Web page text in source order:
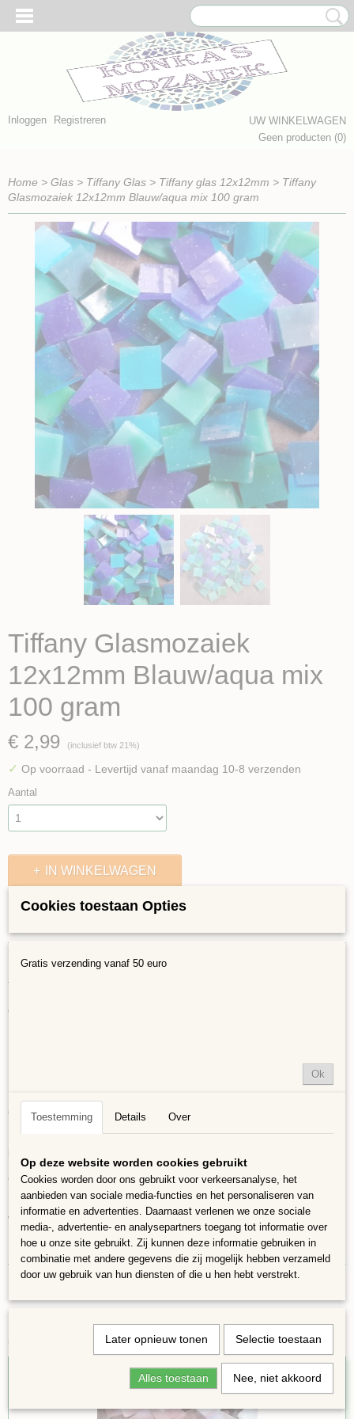
Inloggen Registreren
UW WINKELWAGEN
Geen producten (0)
Home > Glas > Tiffany Glas > Tiffany glas 12x12mm > Tiffany
Glasmozaiek 12x12mm Blauw/aqua mix 100 gram
Tiffany Glasmozaiek
12x12mm Blauw/aqua mix
100 gram
€ 2,99 (inclusief btw 21%)
✓ Op voorraad - Levertijd vanaf maandag 10-8 verzenden
Aantal
IN WINKELWAGEN
0,10 Kg
Omschrijving
Tiffany Glasmozaiek 12x12mm Blauw/aqua mix
Oppervlakte van 11x11 cm
rachtige kleuren en glans,
Grootte, kleur en vorm kunnen iets afwijken van de foto.
Gemakkelijk te knippen met een glastang, wel even handschoenen aan.
Steentjes hebben scherpe randen vooral na het knippen,
WEES VOORZICHTIG!
Niet geschikt voor gebruik door kinderen
Ook interessant
Cookies toestaan Opties
Gratis verzending vanaf 50 euro
Ok
Toestemming Details Over
Op deze website worden cookies gebruikt
Cookies worden door ons gebruikt voor verkeersanalyse, het
aanbieden van sociale media-functies en het personaliseren van
informatie en advertenties. Daarnaast verlenen we onze sociale
media-, advertentie- en analysepartners toegang tot informatie over
hoe u onze site gebruikt. Zij kunnen deze informatie gebruiken in
combinatie met andere gegevens die zij mogelijk hebben verzameld
door uw gebruik van hun diensten of die u hen hebt verstrekt.
Later opnieuw tonen Selectie toestaan
Alles toestaan Nee, niet akkoord